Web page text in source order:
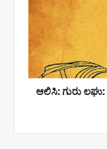
ಆಲಿಸಿ: ಗುರು